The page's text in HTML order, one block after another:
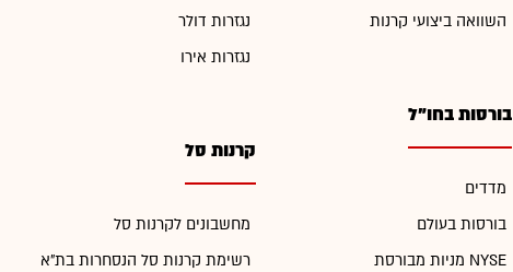
השוואה ביצועי קרנות
בורסות בחו"ל
מדדים
בורסות בעולם
מניות מבורסת NYSE
נגזרות דולר
נגזרות אירו
קרנות סל
מחשבונים לקרנות סל
רשימת קרנות סל הנסחרות בת"א